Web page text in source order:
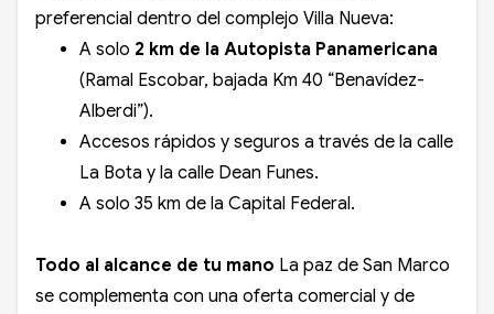
preferencial dentro del complejo Villa Nueva:
A solo 2 km de la Autopista Panamericana
(Ramal Escobar, bajada Km 40 “Benavídez-
Alberdi”).
Accesos rápidos y seguros a través de la calle
La Bota y la calle Dean Funes.
A solo 35 km de la Capital Federal.
Todo al alcance de tu mano La paz de San Marco
se complementa con una oferta comercial y de